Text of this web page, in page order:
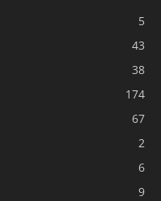
5
43
38
174
67
2
6
9